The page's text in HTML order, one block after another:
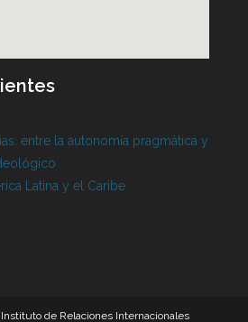
entre la autonomía pragmática y
Latina y el Caribe
de Relaciones Internacionales